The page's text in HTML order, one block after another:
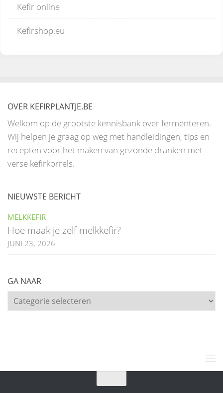
Kefir online
Kefirshop.eu
OVER KEFIRPLANTJE.BE
Welkom op de grootste kennisbank over fermenteren.
Wij helpen je graag op weg met handleidingen, tips en
recepten voor het maken van gezonde dranken met
verse kefirkorrels.
NIEUWSTE BERICHT
MELKKEFIR
Hoe maak je zelf melkkefir?
JUNI 23, 2026
GA NAAR
Ga
naar